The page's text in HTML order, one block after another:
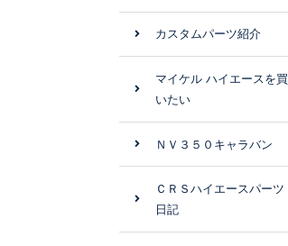
カスタムパーツ紹介
マイケル ハイエースを買
いたい
ＮＶ３５０キャラバン
ＣＲＳハイエースパーツ
日記